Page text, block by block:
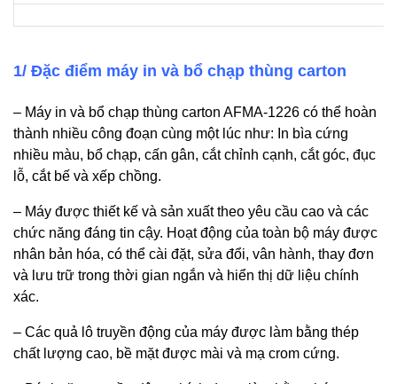
1/ Đặc điểm máy in và bổ chạp thùng carton
– Máy in và bổ chạp thùng carton AFMA-1226 có thể hoàn
thành nhiều công đoạn cùng một lúc như: In bìa cứng
nhiều màu, bổ chạp, cấn gân, cắt chỉnh cạnh, cắt góc, đục
lỗ, cắt bế và xếp chồng.
– Máy được thiết kế và sản xuất theo yêu cầu cao và các
chức năng đáng tin cậy. Hoạt động của toàn bộ máy được
nhân bản hóa, có thể cài đặt, sửa đổi, vân hành, thay đơn
và lưu trữ trong thời gian ngắn và hiển thị dữ liệu chính
xác.
– Các quả lô truyền động của máy được làm bằng thép
chất lượng cao, bề mặt được mài và mạ crom cứng.